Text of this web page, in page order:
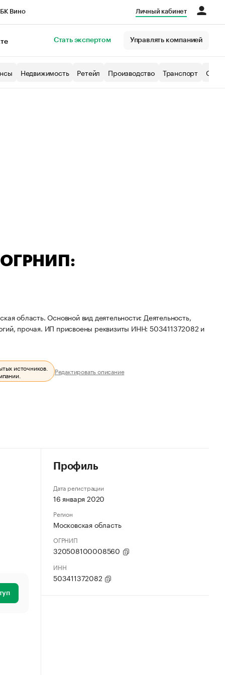
Вино Личный кабинет
Стать экспертом Управлять компанией
Недвижимость Ретейл Производство Транспорт
ОГРНИП:
область. Основной вид деятельности: Деятельность,
прочая. ИП присвоены реквизиты ИНН: 503411372082 и
источников.
Редактировать описание
Профиль
Дата регистрации
16 января 2020
Регион
Московская область
ОГРНИП
320508100008560
ИНН
503411372082